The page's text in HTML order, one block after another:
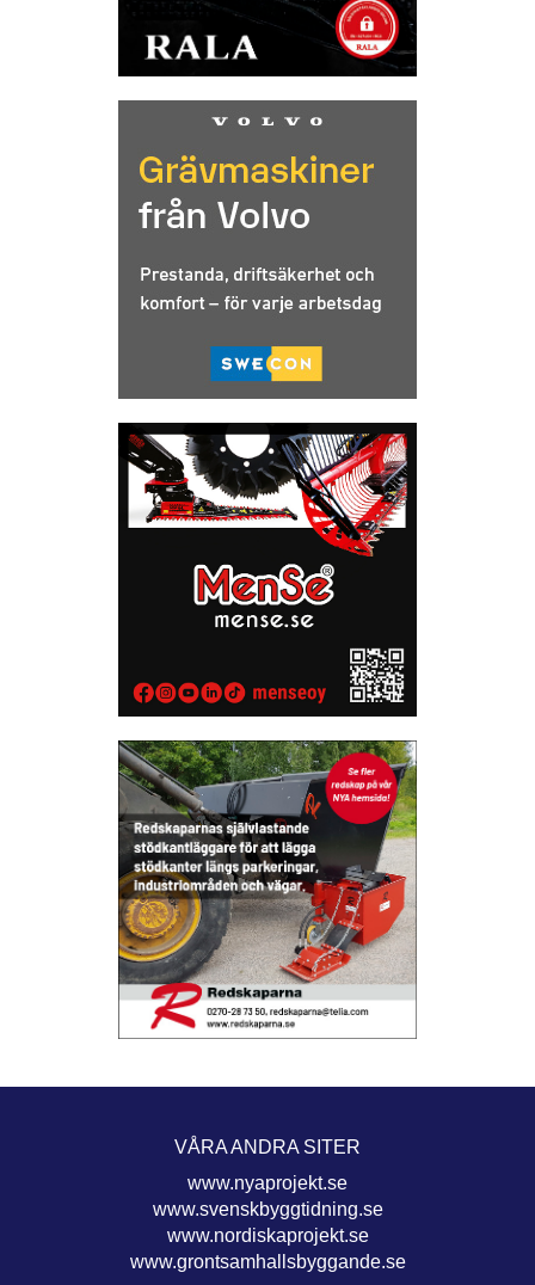
VÅRA ANDRA SITER
www.nyaprojekt.se
www.svenskbyggtidning.se
www.nordiskaprojekt.se
www.grontsamhallsbyggande.se